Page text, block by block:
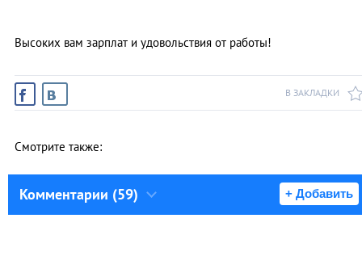
Высоких вам зарплат и удовольствия от работы!
В ЗАКЛАДКИ
Смотрите также:
Комментарии (59) + Добавить